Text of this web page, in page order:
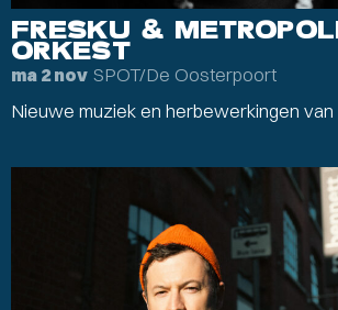
FRESKU &
ORKEST
ma 2 nov SPOT/De Oosterpoort
Nieuwe muziek en herbewerkingen